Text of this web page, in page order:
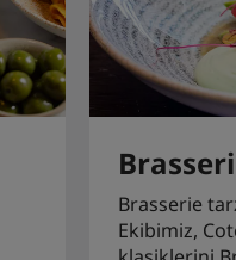
Brasserie
Ekibimiz,